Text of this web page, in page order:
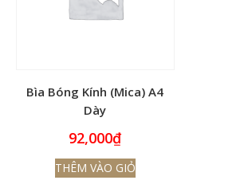
Bìa Bóng Kính (Mica) A4
Dày
92,000₫
THÊM VÀO GIỎ